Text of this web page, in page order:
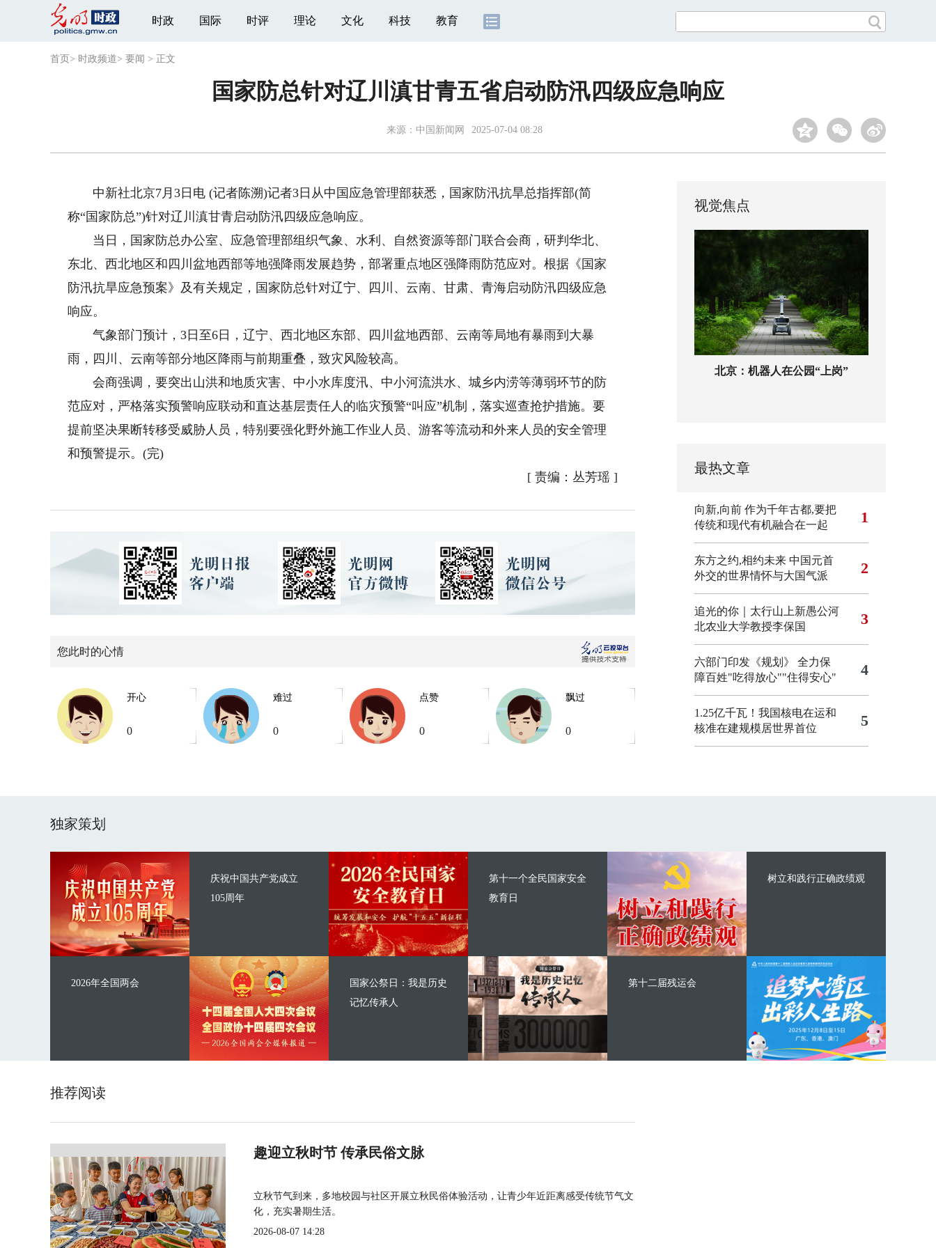
时政 国际 时评 理论 文化 科技 教育
首页 > 时政频道> 要闻 > 正文
国家防总针对辽川滇甘青五省启动防汛四级应急响应
来源： 中国新闻网 2025-07-04 08:28
中新社北京7月3日电 (记者陈溯)记者3日从中国应急管理部获悉，国家防汛抗旱总指挥部(简
称“国家防总”)针对辽川滇甘青启动防汛四级应急响应。
当日，国家防总办公室、应急管理部组织气象、水利、自然资源等部门联合会商，研判华北、
东北、西北地区和四川盆地西部等地强降雨发展趋势，部署重点地区强降雨防范应对。根据《国家
防汛抗旱应急预案》及有关规定，国家防总针对辽宁、四川、云南、甘肃、青海启动防汛四级应急
响应。
气象部门预计，3日至6日，辽宁、西北地区东部、四川盆地西部、云南等局地有暴雨到大暴
雨，四川、云南等部分地区降雨与前期重叠，致灾风险较高。
会商强调，要突出山洪和地质灾害、中小水库度汛、中小河流洪水、城乡内涝等薄弱环节的防
范应对，严格落实预警响应联动和直达基层责任人的临灾预警“叫应”机制，落实巡查抢护措施。要
提前坚决果断转移受威胁人员，特别要强化野外施工作业人员、游客等流动和外来人员的安全管理
和预警提示。(完)
[ 责编：丛芳瑶]
您此时的心情
开心
0
难过
0
点赞
0
飘过
0
视觉焦点
北京：机器人在公园“上岗”
最热文章
向新,向前 作为千年古都,要把
传统和现代有机融合在一起
1
东方之约,相约未来 中国元首
外交的世界情怀与大国气派
2
追光的你｜太行山上新愚公河
北农业大学教授李保国
3
六部门印发《规划》 全力保
障百姓"吃得放心""住得安心"
4
1.25亿千瓦！我国核电在运和
核准在建规模居世界首位
5
独家策划
庆祝中国共产党成立
105周年
2026年全国两会
第十一个全民国家安全
教育日
国家公祭日：我是历史
记忆传承人
树立和践行正确政绩观
第十二届残运会
推荐阅读
趣迎立秋时节 传承民俗文脉
立秋节气到来，多地校园与社区开展立秋民俗体验活动，让青少年近距离感受传统节气文
化，充实暑期生活。
2026-08-07 14:28